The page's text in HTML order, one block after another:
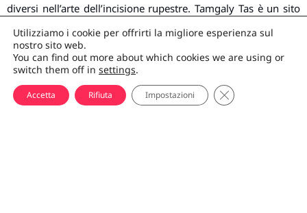
diversi nell’arte dell’incisione rupestre. Tamgaly Tas è un sito
che contiene principalmente divinità buddiste, mentre i
petroglifi di Tamgaly mostrano le tracce dell’evoluzione della
cultura umana, raffigurando soprattutto animali e persone di
un’epoca storica molto precedente.
Utilizziamo i cookie per offrirti la migliore esperienza sul
nostro sito web.
You can find out more about which cookies we are using or
switch them off in settings.
Accetta Rifiuta Impostazioni CHIUDI IL